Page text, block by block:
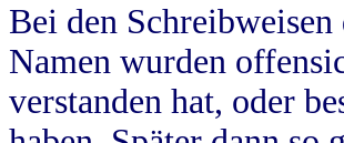
Bei den
Namen wurden
verstanden hat, oder